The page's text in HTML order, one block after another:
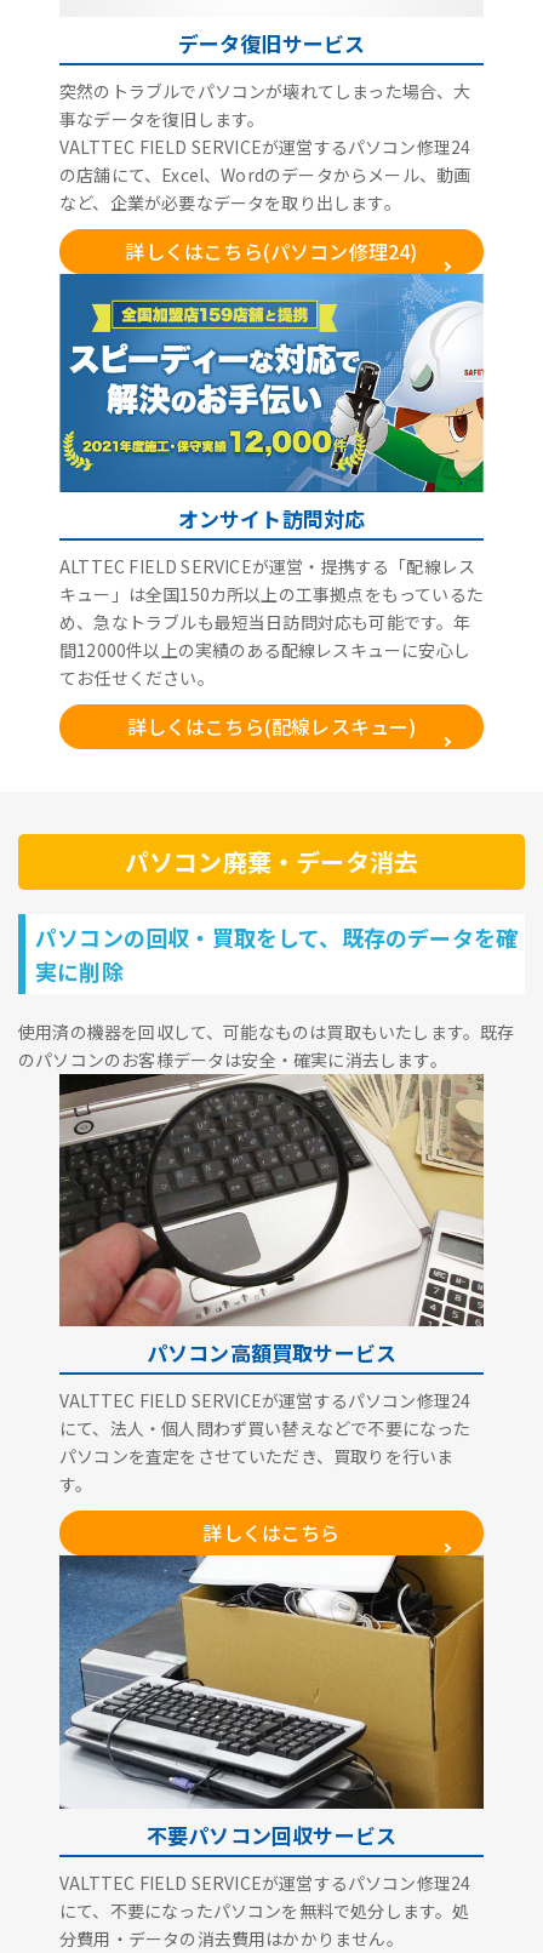
データ復旧サービス
突然のトラブルでパソコンが壊れてしまった場合、大
事なデータを復旧します。
VALTTEC FIELD SERVICEが運営するパソコン修理24
の店舗にて、Excel、Wordのデータからメール、動画
など、企業が必要なデータを取り出します。
詳しくはこちら(パソコン修理24)
オンサイト訪問対応
ALTTEC FIELD SERVICEが運営・提携する「配線レス
キュー」は全国150カ所以上の工事拠点をもっているた
め、急なトラブルも最短当日訪問対応も可能です。年
間12000件以上の実績のある配線レスキューに安心し
てお任せください。
詳しくはこちら(配線レスキュー)
パソコン廃棄・データ消去
パソコンの回収・買取をして、既存のデータを確
実に削除
使用済の機器を回収して、可能なものは買取もいたします。既存
のパソコンのお客様データは安全・確実に消去します。
パソコン高額買取サービス
VALTTEC FIELD SERVICEが運営するパソコン修理24
にて、法人・個人問わず買い替えなどで不要になった
パソコンを査定をさせていただき、買取りを行いま
す。
詳しくはこちら
不要パソコン回収サービス
VALTTEC FIELD SERVICEが運営するパソコン修理24
にて、不要になったパソコンを無料で処分します。処
分費用・データの消去費用はかかりません。